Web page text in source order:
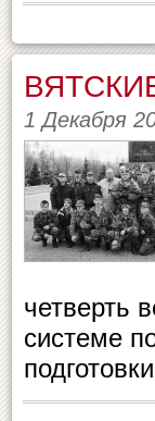
1 Декабря
четверть
системе